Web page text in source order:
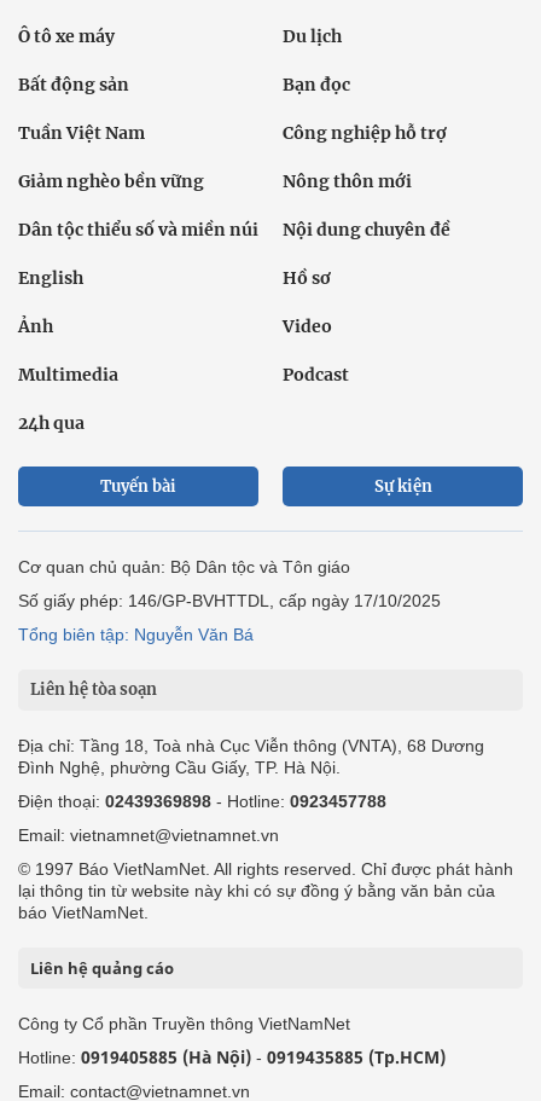
Ô tô xe máy Du lịch
Bất động sản Bạn đọc
Tuần Việt Nam Công nghiệp hỗ trợ
Giảm nghèo bền vững Nông thôn mới
Dân tộc thiểu số và miền núi Nội dung chuyên đề
English Hồ sơ
Ảnh Video
Multimedia Podcast
24h qua
Tuyến bài Sự kiện
Cơ quan chủ quản: Bộ Dân tộc và Tôn giáo
Số giấy phép: 146/GP-BVHTTDL, cấp ngày 17/10/2025
Tổng biên tập: Nguyễn Văn Bá
Liên hệ tòa soạn
Địa chỉ: Tầng 18, Toà nhà Cục Viễn thông (VNTA), 68 Dương
Đình Nghệ, phường Cầu Giấy, TP. Hà Nội.
Điện thoại: 02439369898 - Hotline: 0923457788
Email: vietnamnet@vietnamnet.vn
© 1997 Báo VietNamNet. All rights reserved. Chỉ được phát hành
lại thông tin từ website này khi có sự đồng ý bằng văn bản của
báo VietNamNet.
Liên hệ quảng cáo
Công ty Cổ phần Truyền thông VietNamNet
Hotline: 0919405885 (Hà Nội) - 0919435885 (Tp.HCM)
Email: contact@vietnamnet.vn